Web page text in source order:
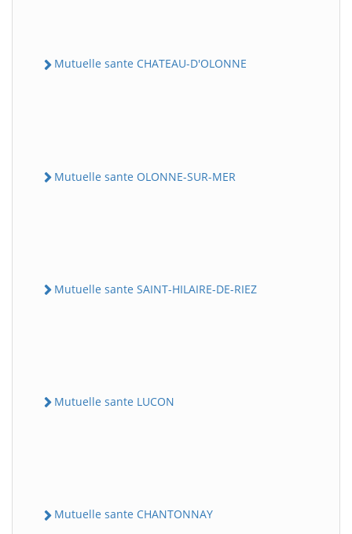
Mutuelle sante CHATEAU-D'OLONNE
Mutuelle sante OLONNE-SUR-MER
Mutuelle sante SAINT-HILAIRE-DE-RIEZ
Mutuelle sante LUCON
Mutuelle sante CHANTONNAY